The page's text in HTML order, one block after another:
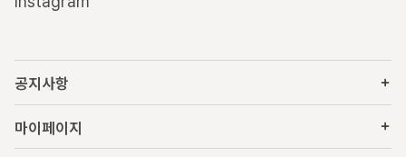
공지사항
마이페이지